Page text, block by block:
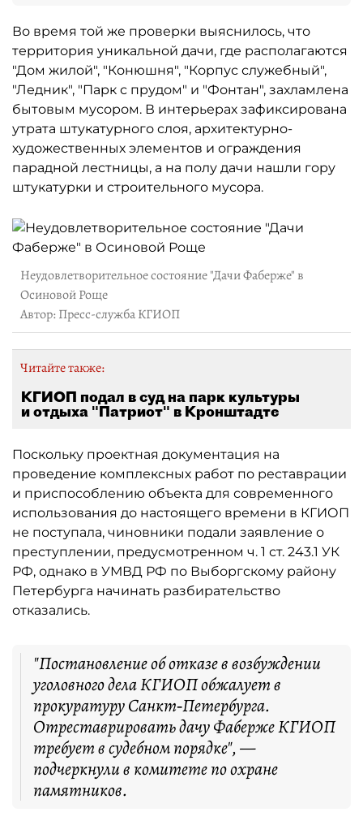
Во время той же проверки выяснилось, что
территория уникальной дачи, где располагаются
"Дом жилой", "Конюшня", "Корпус служебный",
"Ледник", "Парк с прудом" и "Фонтан", захламлена
бытовым мусором. В интерьерах зафиксирована
утрата штукатурного слоя, архитектурно-
художественных элементов и ограждения
парадной лестницы, а на полу дачи нашли гору
штукатурки и строительного мусора.
Неудовлетворительное состояние "Дачи Фаберже" в
Осиновой Роще
Автор: Пресс-служба КГИОП
Читайте также:
КГИОП подал в суд на парк культуры
и отдыха "Патриот" в Кронштадте
Поскольку проектная документация на
проведение комплексных работ по реставрации
и приспособлению объекта для современного
использования до настоящего времени в КГИОП
не поступала, чиновники подали заявление о
преступлении, предусмотренном ч. 1 ст. 243.1 УК
РФ, однако в УМВД РФ по Выборгскому району
Петербурга начинать разбирательство
отказались.
"Постановление об отказе в возбуждении
уголовного дела КГИОП обжалует в
прокуратуру Санкт‑Петербурга.
Отреставрировать дачу Фаберже КГИОП
требует в судебном порядке", —
подчеркнули в комитете по охране
памятников.